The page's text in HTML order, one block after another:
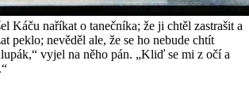
Káču naříkat o tanečníka; že ji chtěl zastrašit a
peklo; nevěděl ale, že se ho nebude chtít
vyjel na něho pán. „Kliď se mi z očí a